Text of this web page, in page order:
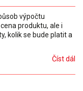
výpočtu
produktu, ale i
kolik se bude platit a
Číst dál